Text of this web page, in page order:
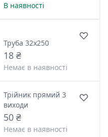
В наявності
Труба 32х250
18 ₴
Немає в наявності
Трійник прямий 3
виходи
50 ₴
Немає в наявності